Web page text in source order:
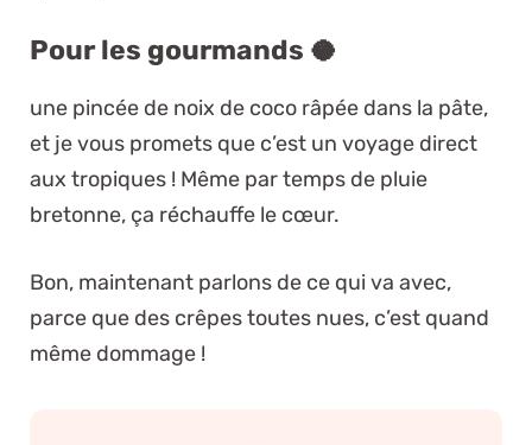
Pour les gourmands 🥥
une pincée de noix de coco râpée dans la pâte,
et je vous promets que c’est un voyage direct
aux tropiques ! Même par temps de pluie
bretonne, ça réchauffe le cœur.
Bon, maintenant parlons de ce qui va avec,
parce que des crêpes toutes nues, c’est quand
même dommage !